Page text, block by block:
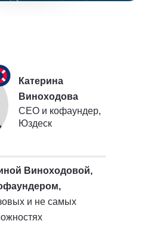
Катерина
Виноходова
Виноходовой,
и не самых
СЕО и кофаундер,
Юздеск